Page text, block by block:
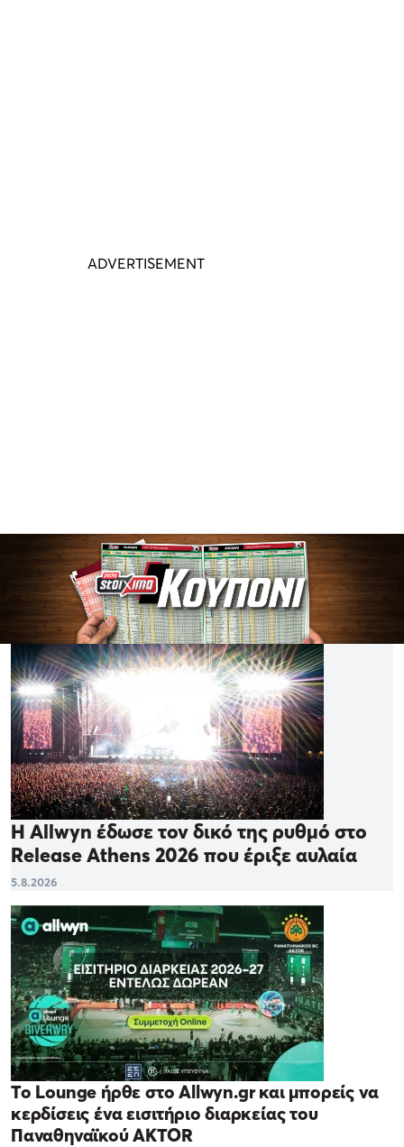
Η Allwyn έδωσε τον δικό της ρυθμό στο
Release Athens 2026 που έριξε αυλαία
5.8.2026
Το Lounge ήρθε στο Allwyn.gr και μπορείς να
κερδίσεις ένα εισιτήριο διαρκείας του
Παναθηναϊκού AKTOR